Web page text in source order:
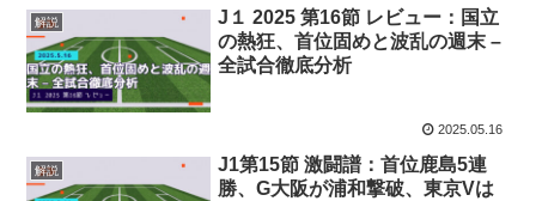
解説
J１ 2025 第16節 レビュー：国立
の熱狂、首位固めと波乱の週末 –
全試合徹底分析
2025.05.16
解説
J1第15節 激闘譜：首位鹿島5連
勝、G大阪が浦和撃破、東京Vは